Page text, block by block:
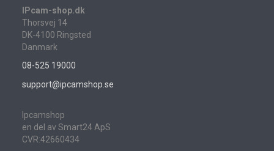
IPcam-shop.dk
Thorsvej 14
DK-4100 Ringsted
Danmark
08-525 19000
support@ipcamshop.se
Ipcamshop
en del av Smart24 ApS
CVR:42660434